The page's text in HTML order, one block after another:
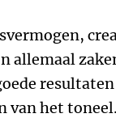
allemaal
het